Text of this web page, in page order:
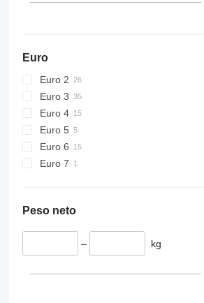
Euro
Euro 2
Euro 3
Euro 4
Euro 5
Euro 6
Euro 7
Peso neto
– kg